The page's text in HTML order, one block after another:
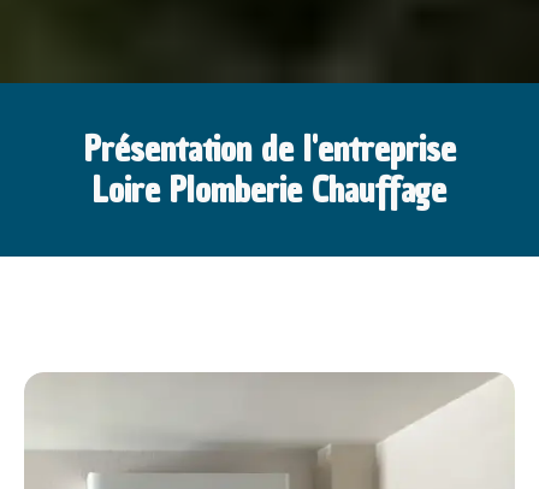
Présentation de l'entreprise
Loire Plomberie Chauffage